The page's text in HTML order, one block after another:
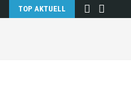
TOP AKTUELL